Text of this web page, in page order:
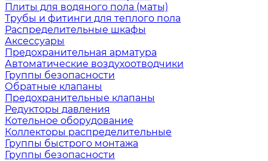
Плиты для водяного пола (маты)
Трубы и фитинги для теплого пола
Распределительные шкафы
Аксессуары
Предохранительная арматура
Автоматические воздухоотводчики
Группы безопасности
Обратные клапаны
Предохранительные клапаны
Редукторы давления
Котельное оборудование
Коллекторы распределительные
Группы быстрого монтажа
Группы безопасности